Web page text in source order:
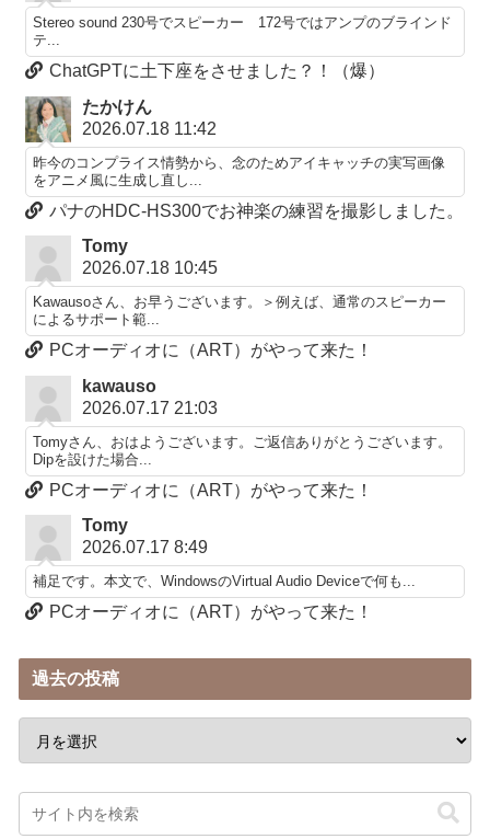
Stereo sound 230号でスピーカー 172号ではアンプのブラインド
テ...
ChatGPTに土下座をさせました？！（爆）
たかけん
2026.07.18 11:42
昨今のコンプライス情勢から、念のためアイキャッチの実写画像
をアニメ風に生成し直し...
パナのHDC-HS300でお神楽の練習を撮影しました。
Tomy
2026.07.18 10:45
Kawausoさん、お早うございます。＞例えば、通常のスピーカー
によるサポート範...
PCオーディオに（ART）がやって来た！
kawauso
2026.07.17 21:03
Tomyさん、おはようございます。ご返信ありがとうございます。
Dipを設けた場合...
PCオーディオに（ART）がやって来た！
Tomy
2026.07.17 8:49
補足です。本文で、WindowsのVirtual Audio Deviceで何も...
PCオーディオに（ART）がやって来た！
過去の投稿